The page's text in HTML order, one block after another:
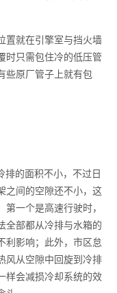
就在引擎室与挡火墙
时只需包住冷的低压管
些原厂管子上就有包
的面积不小，不过日
之间的空隙还不小，这
一个是高速行驶时，
全部都从冷排与水箱的
利影响；此外，市区怠
风从空隙中回旋到冷排
样会减损冷却系统的效